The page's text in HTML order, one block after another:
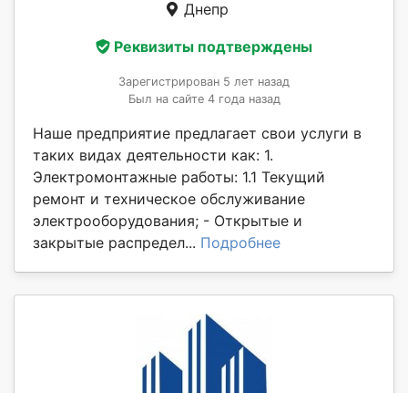
Днепр
Реквизиты подтверждены
Зарегистрирован 5 лет назад
Был на сайте 4 года назад
Наше предприятие предлагает свои услуги в
таких видах деятельности как: 1.
Электромонтажные работы: 1.1 Текущий
ремонт и техническое обслуживание
электрооборудования; - Открытые и
закрытые распредел... Подробнее